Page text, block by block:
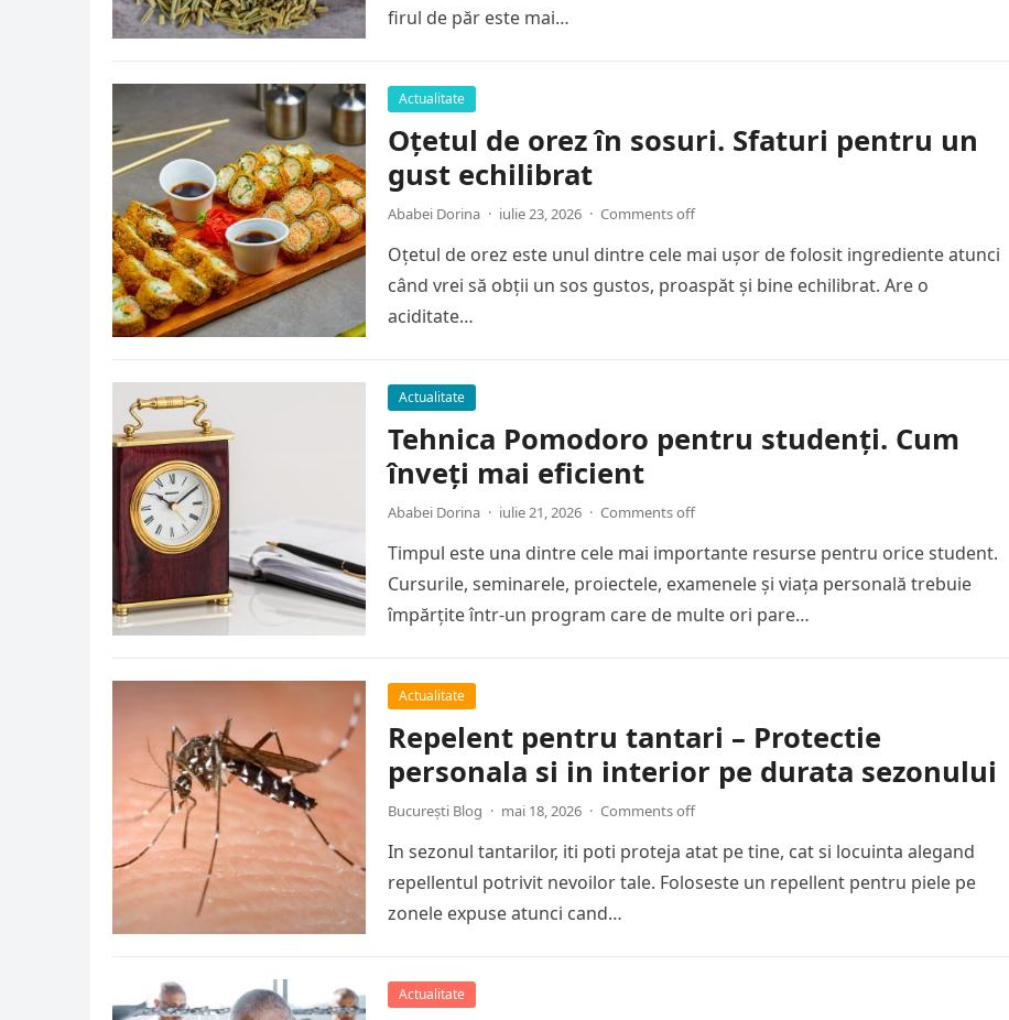
firul de păr este mai…
Actualitate
Oțetul de orez în sosuri. Sfaturi pentru un
gust echilibrat
Ababei Dorina · iulie 23, 2026 · Comments off
Oțetul de orez este unul dintre cele mai ușor de folosit ingrediente atunci
când vrei să obții un sos gustos, proaspăt și bine echilibrat. Are o
aciditate…
Actualitate
Tehnica Pomodoro pentru studenți. Cum
înveți mai eficient
Ababei Dorina · iulie 21, 2026 · Comments off
Timpul este una dintre cele mai importante resurse pentru orice student.
Cursurile, seminarele, proiectele, examenele și viața personală trebuie
împărțite într-un program care de multe ori pare…
Actualitate
Repelent pentru tantari – Protectie
personala si in interior pe durata sezonului
București Blog · mai 18, 2026 · Comments off
In sezonul tantarilor, iti poti proteja atat pe tine, cat si locuinta alegand
repellentul potrivit nevoilor tale. Foloseste un repellent pentru piele pe
zonele expuse atunci cand…
Actualitate